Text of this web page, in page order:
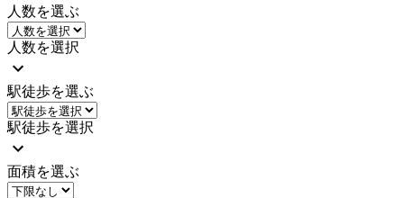
人数を選ぶ
人数を選択
駅徒歩を選ぶ
駅徒歩を選択
面積を選ぶ